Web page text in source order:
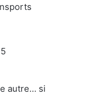
autre… si